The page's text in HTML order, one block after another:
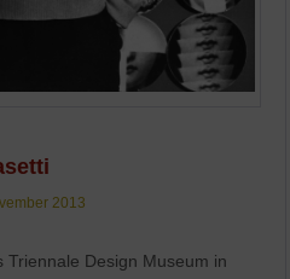
2013
Design Museum in